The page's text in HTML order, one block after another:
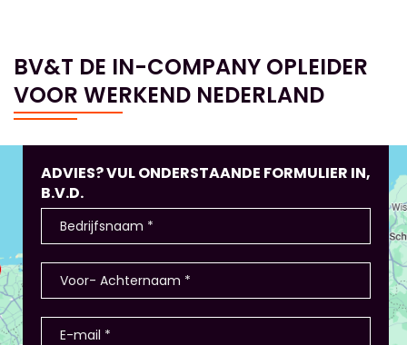
BV&T DE IN-COMPANY OPLEIDER
VOOR WERKEND NEDERLAND
ADVIES? VUL ONDERSTAANDE FORMULIER IN,
B.V.D.